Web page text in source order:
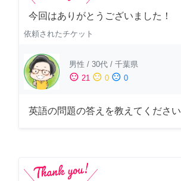
今回はありがとうございました！
依頼されたチケット
男性 / 30代 / 千葉県
sentiment_satisfied 21 sentiment_neutral 0 sentiment_dissatisfied 0
英語の問題の答えを教えてください